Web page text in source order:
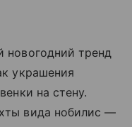
новогодний тренд
украшения
на стену.
вида нобилис —